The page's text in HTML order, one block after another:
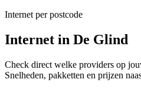
Internet per postcode
Internet in De Glind
Check direct welke providers op
Snelheden, pakketten en prijzen